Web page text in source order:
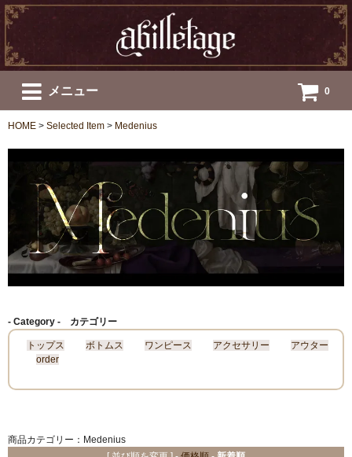
メニュー 0
HOME > Selected Item > Medenius
- Category - カテゴリー
トップス ボトムス ワンピース アクセサリー
アウター
order
商品カテゴリー：Medenius